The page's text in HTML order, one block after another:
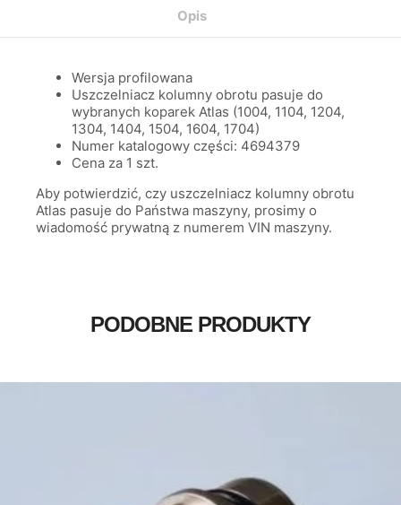
Opis
Wersja profilowana
Uszczelniacz kolumny obrotu pasuje do
wybranych koparek Atlas (1004, 1104, 1204,
1304, 1404, 1504, 1604, 1704)
Numer katalogowy części: 4694379
Cena za 1 szt.
Aby potwierdzić, czy uszczelniacz kolumny obrotu
Atlas pasuje do Państwa maszyny, prosimy o
wiadomość prywatną z numerem VIN maszyny.
PODOBNE PRODUKTY